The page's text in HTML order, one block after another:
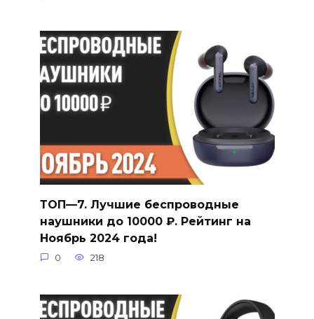
ТОП—7. Лучшие беспроводные
наушники до 10000 ₽. Рейтинг на
Ноябрь 2024 года!
0 218